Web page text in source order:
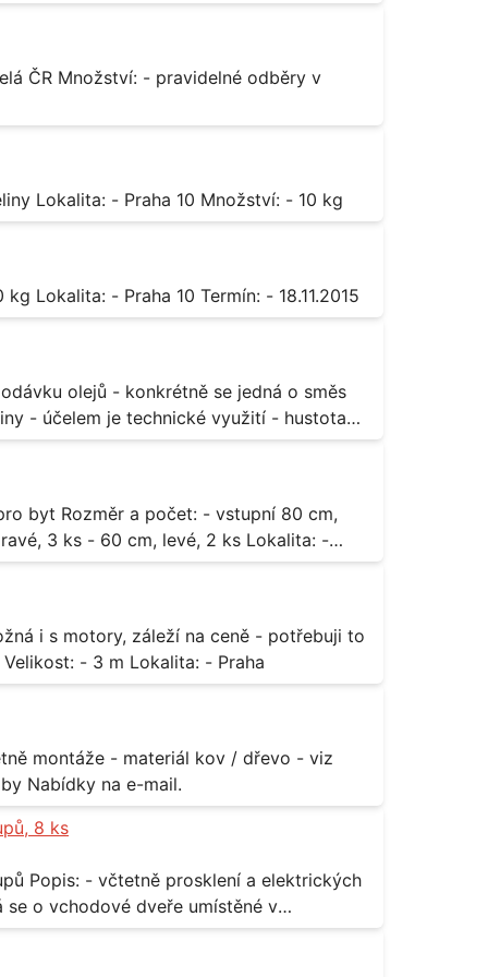
Octan chromitý čistý Popis: - sůl karboxylové kyseliny Lokalita: - Praha 10 Množství: - 10 kg
Sorban draselný Popis: - do moštu Množství: - 500 kg Lokalita: - Praha 10 Termín: - 18.11.2015
- účelem je technické využití - hustota
- 60 cm, levé, 2 ks Lokalita: -
za rozumnou cenu Materiál: - ocel Množství: - 1 ks Velikost: - 3 m Lokalita: - Praha
příloha Rozměr: - 150 x 122 cm Lokalita: - Senohraby Nabídky na e-mail.
8 ks
bude i demontáž stávajících a už